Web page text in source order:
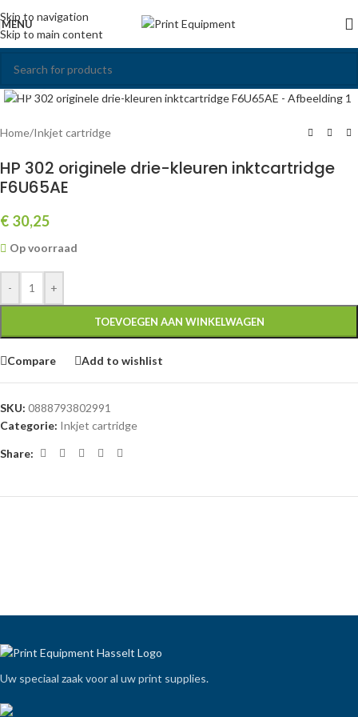
Skip to navigation
Skip to main content
MENU
Click to enlarge
Home/Inkjet cartridge
HP 302 originele drie-kleuren inktcartridge
F6U65AE
€ 30,25
Op voorraad
- +
TOEVOEGEN AAN WINKELWAGEN
Compare Add to wishlist
SKU: 0888793802991
Categorie: Inkjet cartridge
Share:
Uw speciaal zaak voor al uw print supplies.